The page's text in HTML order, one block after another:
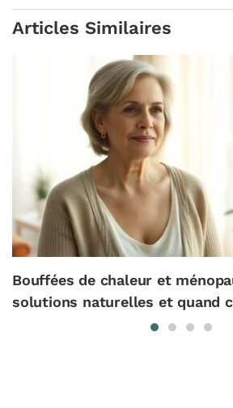
Articles Similaires
Bouffées de chaleur et
solutions naturelles et quand